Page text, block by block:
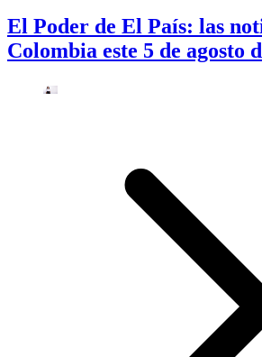
El Poder de El País: las
Colombia este 5 de agosto